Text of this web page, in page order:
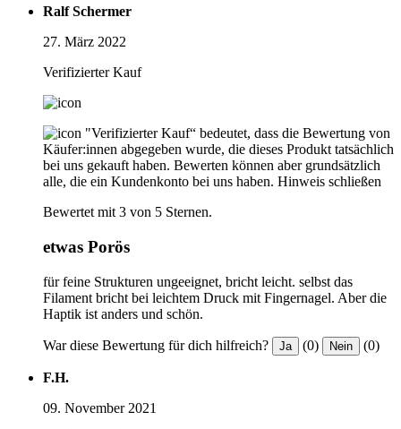
Ralf Schermer
27. März 2022
Verifizierter Kauf
"Verifizierter Kauf“ bedeutet, dass die Bewertung von
Käufer:innen abgegeben wurde, die dieses Produkt tatsächlich
bei uns gekauft haben. Bewerten können aber grundsätzlich
alle, die ein Kundenkonto bei uns haben. Hinweis schließen
Bewertet mit 3 von 5 Sternen.
etwas Porös
für feine Strukturen ungeeignet, bricht leicht. selbst das
Filament bricht bei leichtem Druck mit Fingernagel. Aber die
Haptik ist anders und schön.
War diese Bewertung für dich hilfreich? Ja (0) Nein (0)
F.H.
09. November 2021